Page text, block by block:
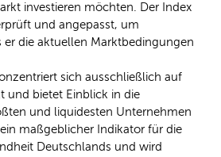
investieren möchten. Der Index
und angepasst, um
er die aktuellen Marktbedingungen
sich ausschließlich auf
und bietet Einblick in die
und liquidesten Unternehmen
maßgeblicher Indikator für die
Deutschlands und wird